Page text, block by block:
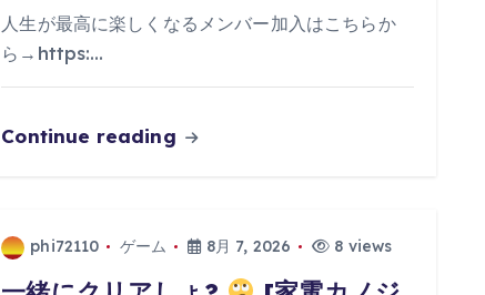
人生が最高に楽しくなるメンバー加入はこちらか
ら→https:…
Continue reading
phi72110 ゲーム 8月 7, 2026 8 views